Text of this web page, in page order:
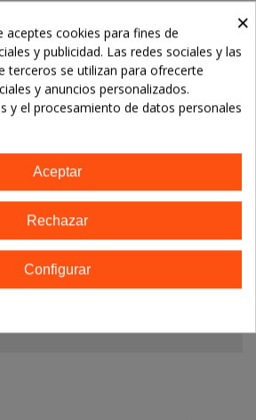
×
aceptes cookies para fines de
y publicidad. Las redes sociales y las
terceros se utilizan para ofrecerte
y anuncios personalizados.
y el procesamiento de datos personales
Aceptar
Rechazar
Configurar